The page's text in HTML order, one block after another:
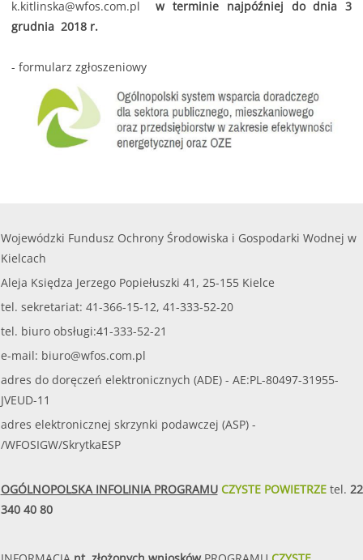
k.kitlinska@wfos.com.pl
w terminie najpóźniej do dnia 3
grudnia 2018 r.
- formularz zgłoszeniowy
Wojewódzki Fundusz Ochrony Środowiska i Gospodarki Wodnej w
Kielcach
Aleja Księdza Jerzego Popiełuszki 41, 25-155 Kielce
tel. sekretariat: 41-366-15-12, 41-333-52-20
tel. biuro obsługi:41-333-52-21
e-mail: biuro@wfos.com.pl
adres do doręczeń elektronicznych (ADE) - AE:PL-80497-31955-
JVEUD-11
adres elektronicznej skrzynki podawczej (ASP) -
/WFOSIGW/SkrytkaESP
OGÓLNOPOLSKA INFOLINIA PROGRAMUCZYSTE POWIETRZEtel. 22
340 40 80